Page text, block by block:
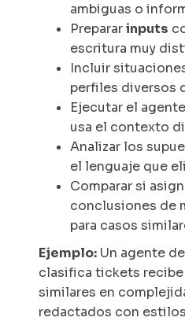
ambiguas o
Prepararinputs
escritura muy
Incluir
perfiles diversos
Ejecutar el
usa el contexto
Analizar los
el lenguaje que
Comparar si
conclusiones de
para casos
Ejemplo: Un agente
clasifica tickets recibe
similares en
redactados con